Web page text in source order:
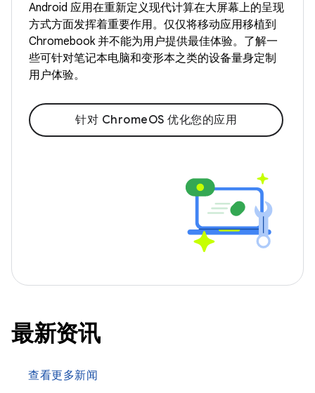
Android 应用在重新定义现代计算在大屏幕上的呈现
方式方面发挥着重要作用。仅仅将移动应用移植到
Chromebook 并不能为用户提供最佳体验。了解一
些可针对笔记本电脑和变形本之类的设备量身定制
用户体验。
针对 ChromeOS 优化您的应用
最新资讯
查看更多新闻